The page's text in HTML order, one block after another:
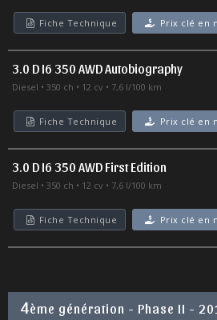
Fiche Technique Prix clé en
3.0 D I6 350 AWD Autobiography
Diesel 350 ch 12 cv 7,6 l/100 km
Fiche Technique Prix clé en
3.0 D I6 350 AWD First Edition
Diesel 350 ch 12 cv 7,6 l/100 km
Fiche Technique Prix clé en
4ème génération - Phase II -